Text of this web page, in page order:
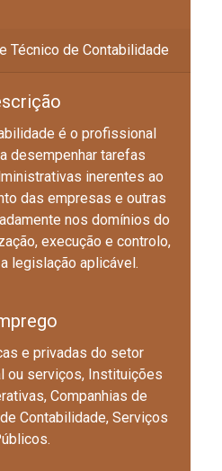
Técnico de Contabilidade
é o profissional
desempenhar tarefas
inerentes ao
das empresas e outras
nos domínios do
execução e controlo,
legislação aplicável.
e privadas do setor
ou serviços, Instituições
Companhias de
Contabilidade, Serviços